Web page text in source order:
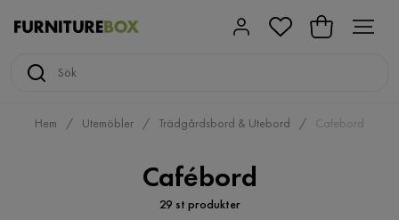
Hem Utemöbler Trädgårdsbord & Utebord Cafebord
Cafébord
29 st produkter